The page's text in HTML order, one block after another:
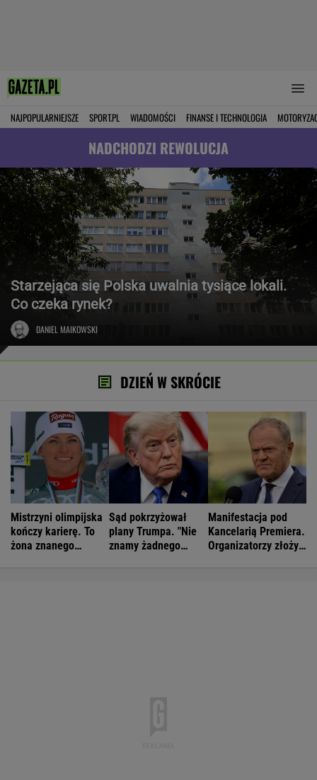
NAJPOPULARNIEJSZE SPORT.PL WIADOMOŚCI FINANSE I TECHNOLOGIA
NADCHODZI REWOLUCJA
Starzejąca się Polska uwalnia tysiące lokali.
Co czeka rynek?
DANIEL MAIKOWSKI
DZIEŃ W SKRÓCIE
Mistrzyni olimpijska
kończy karierę. To
żona znanego
Sąd pokrzyżował
plany Trumpa. "Nie
znamy żadnego
Manifestacja pod
Kancelarią Premiera.
Organizatorzy złożyli